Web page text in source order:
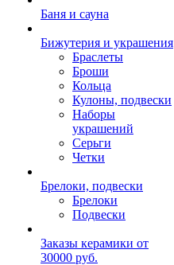
Баня и сауна
Бижутерия и украшения
Браслеты
Броши
Кольца
Кулоны, подвески
Наборы
украшений
Серьги
Четки
Брелоки, подвески
Брелоки
Подвески
Заказы керамики от
30000 руб.